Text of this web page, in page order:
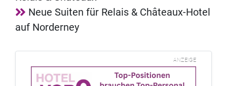
Neue Suiten für Relais & Châteaux-Hotel
auf Norderney
ANZEIGE